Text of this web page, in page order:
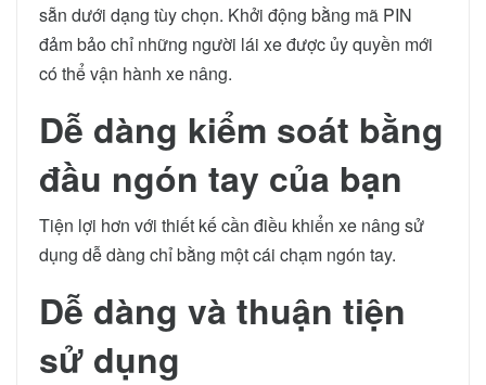
sẵn dưới dạng tùy chọn. Khởi động bằng mã PIN
đảm bảo chỉ những người lái xe được ủy quyền mới
có thể vận hành xe nâng.
Dễ dàng kiểm soát bằng
đầu ngón tay của bạn
Tiện lợi hơn với thiết kế cần điều khiển xe nâng sử
dụng dễ dàng chỉ bằng một cái chạm ngón tay.
Dễ dàng và thuận tiện
sử dụng